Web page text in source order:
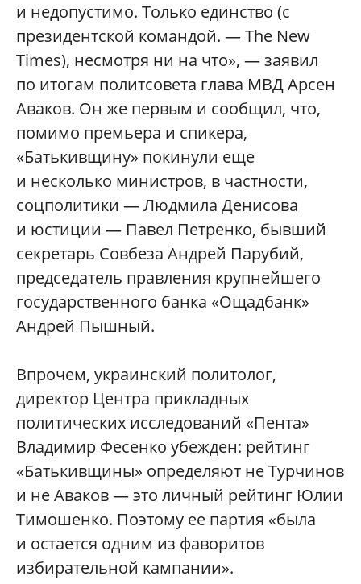
и недопустимо. Только единство (с
президентской командой. — The New
Times), несмотря ни на что», — заявил
по итогам политсовета глава МВД Арсен
Аваков. Он же первым и сообщил, что,
помимо премьера и спикера,
«Батькивщину» покинули еще
и несколько министров, в частности,
соцполитики — Людмила Денисова
и юстиции — Павел Петренко, бывший
секретарь Совбеза Андрей Парубий,
председатель правления крупнейшего
государственного банка «Ощадбанк»
Андрей Пышный.
Впрочем, украинский политолог,
директор Центра прикладных
политических исследований «Пента»
Владимир Фесенко убежден: рейтинг
«Батькивщины» определяют не Турчинов
и не Аваков — это личный рейтинг Юлии
Тимошенко. Поэтому ее партия «была
и остается одним из фаворитов
избирательной кампании».